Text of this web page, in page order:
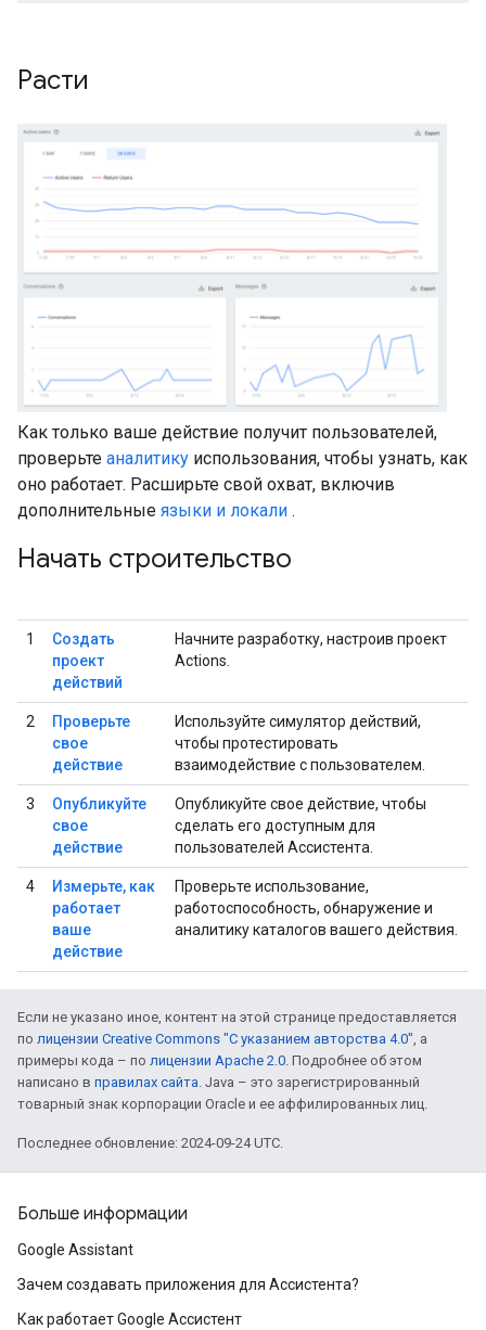
Расти
Как только ваше действие получит пользователей,
проверьте аналитику использования, чтобы узнать, как
оно работает. Расширьте свой охват, включив
дополнительные языки и локали .
Начать строительство
1
Создать
проект
действий
Начните разработку, настроив проект
Actions.
2
Проверьте
свое
действие
Используйте симулятор действий,
чтобы протестировать
взаимодействие с пользователем.
3
Опубликуйте
свое
действие
Опубликуйте свое действие, чтобы
сделать его доступным для
пользователей Ассистента.
4
Измерьте, как
работает
ваше
действие
Проверьте использование,
работоспособность, обнаружение и
аналитику каталогов вашего действия.
Если не указано иное, контент на этой странице предоставляется
по лицензии Creative Commons "С указанием авторства 4.0", а
примеры кода – по лицензии Apache 2.0. Подробнее об этом
написано в правилах сайта. Java – это зарегистрированный
товарный знак корпорации Oracle и ее аффилированных лиц.
Последнее обновление: 2024-09-24 UTC.
Больше информации
Google Assistant
Зачем создавать приложения для Ассистента?
Как работает Google Ассистент